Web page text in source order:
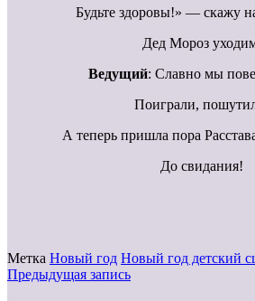
Будьте здоровы!» — скажу
Дед Мороз
Ведущий: Славно мы
Поиграли,
А теперь пришла пора
До свидания!
Метка Новый год Новый год детский
Предыдущая запись